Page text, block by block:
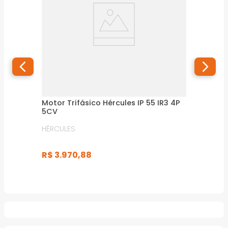
Motor Trifásico Hércules IP 55 IR3 4P
5CV
HÉRCULES
R$ 3.970,88